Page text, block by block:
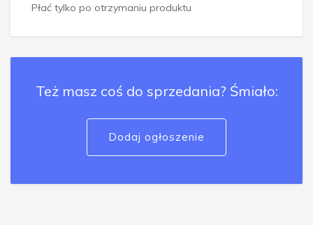
Płać tylko po otrzymaniu produktu
Też masz coś do sprzedania? Śmiało:
Dodaj ogłoszenie